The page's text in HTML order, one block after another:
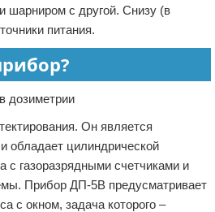
шарниром с другой. Снизу (в
питания.
Он является
обладает цилиндрической
с газоразрядными счетчиками и
Прибор ДП-5В предусматривает
с окном, задача которого –